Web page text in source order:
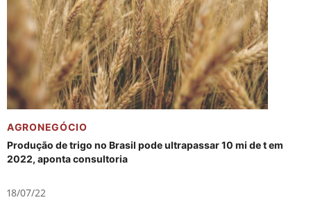
AGRONEGÓCIO
Produção de trigo no Brasil pode ultrapassar 10 mi de t em
2022, aponta consultoria
18/07/22